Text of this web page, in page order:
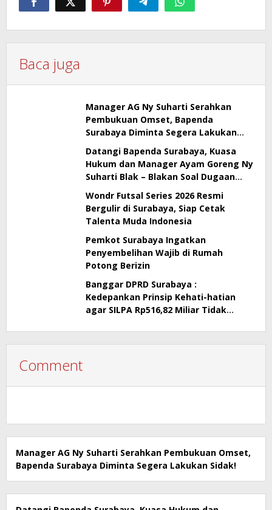
Baca juga
Manager AG Ny Suharti Serahkan
Pembukuan Omset, Bapenda
Surabaya Diminta Segera Lakukan
Datangi Bapenda Surabaya, Kuasa
Hukum dan Manager Ayam Goreng Ny
Suharti Blak – Blakan Soal Dugaan
Penyimpangan Pajak
Wondr Futsal Series 2026 Resmi
Bergulir di Surabaya, Siap Cetak
Talenta Muda Indonesia
Pemkot Surabaya Ingatkan
Penyembelihan Wajib di Rumah
Potong Berizin
Banggar DPRD Surabaya :
Kedepankan Prinsip Kehati-hatian
agar SILPA Rp516,82 Miliar Tidak
Comment
Manager AG Ny Suharti Serahkan Pembukuan Omset,
Bapenda Surabaya Diminta Segera Lakukan Sidak!